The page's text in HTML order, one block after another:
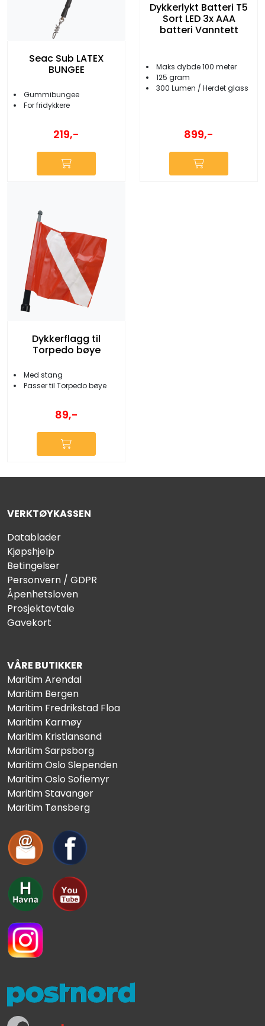
Seac Sub LATEX
BUNGEE
Gummibungee
For fridykkere
219,-
Dykkerlykt Batteri T5
Sort LED 3x AAA
batteri Vanntett
Maks dybde 100 meter
125 gram
300 Lumen / Herdet glass
899,-
Dykkerflagg til
Torpedo bøye
Med stang
Passer til Torpedo bøye
89,-
VERKTØYKASSEN
Datablader
Kjøpshjelp
Betingelser
Personvern / GDPR
Åpenhetsloven
Prosjektavtale
Gavekort
VÅRE BUTIKKER
Maritim Arendal
Maritim Bergen
Maritim Fredrikstad Floa
Maritim Karmøy
Maritim Kristiansand
Maritim Sarpsborg
Maritim Oslo Slependen
Maritim Oslo Sofiemyr
Maritim Stavanger
Maritim Tønsberg